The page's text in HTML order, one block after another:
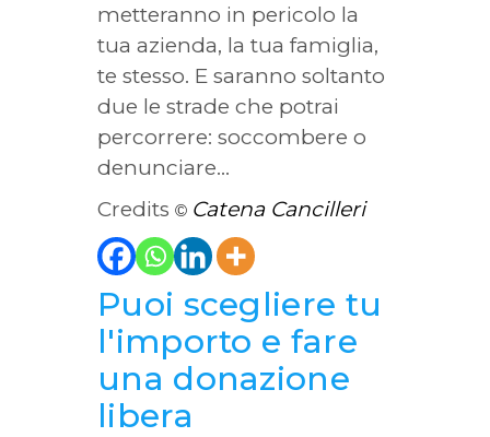
metteranno in pericolo la
tua azienda, la tua famiglia,
te stesso. E saranno soltanto
due le strade che potrai
percorrere: soccombere o
denunciare…
Credits © Catena Cancilleri
Puoi scegliere tu
l'importo e fare
una donazione
libera